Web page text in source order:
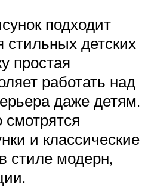
подходит
детских
простая
работать над
даже детям.
и классические
стиле модерн,